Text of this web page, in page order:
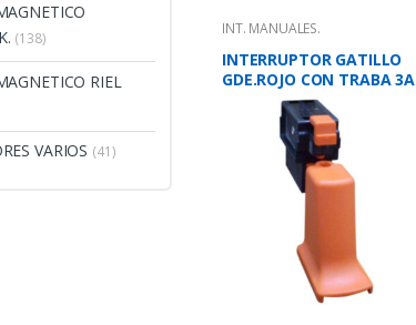
INT. MANUALES.
INTERRUPTOR GATILLO
GDE.ROJO CON TRABA 3A
CS370 MG
(138)
RIEL
VARIOS (41)